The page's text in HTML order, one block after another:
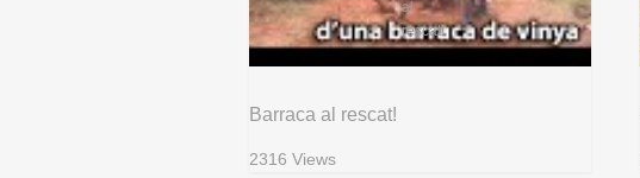
Barraca al rescat!
2316 Views